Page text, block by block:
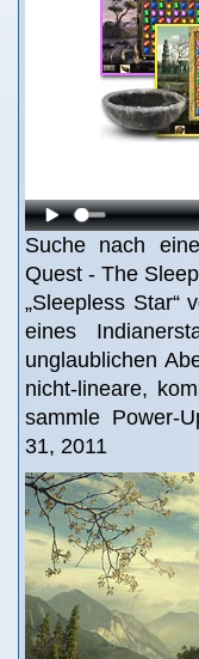
Suche nach
Quest - The
„Sleepless Star“
eines
unglaublichen
nicht-lineare,
sammle Power-
31, 2011